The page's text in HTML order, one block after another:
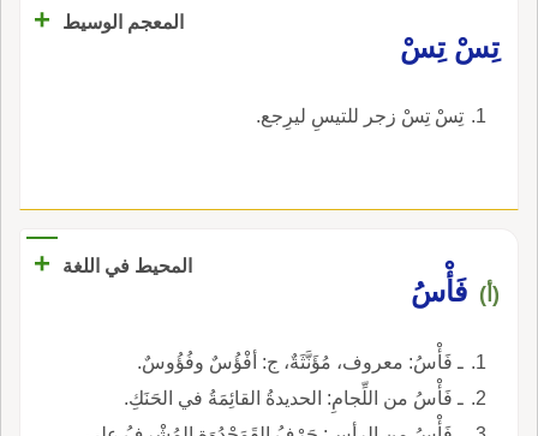
المعجم الوسيط
+
تِسْ تِسْ
تِسْ تِسْ زجر للتيسِ ليرِجع.
المحيط في اللغة +
(أ) فَأْسُ
ـ فَأْسُ: معروف، مُؤَنَّثَةٌ، ج: أفْؤُسٌ وفُؤُوسٌ.
ـ فَأْسُ من اللِّجامِ: الحديدةُ القائِمَةُ في الحَنَكِ.